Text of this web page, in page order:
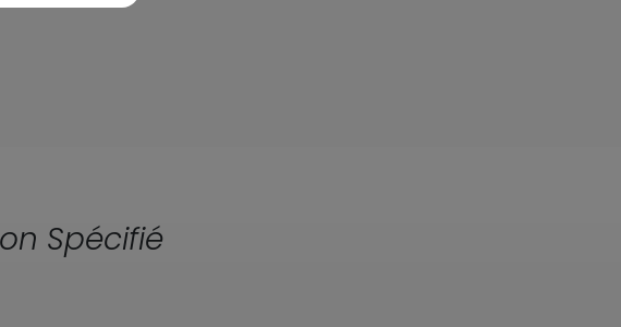
Spécifié